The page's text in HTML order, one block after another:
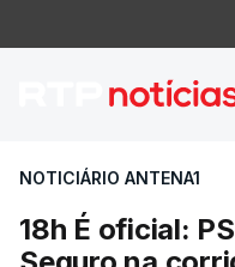
18h É
NOTICIÁRIO ANTENA1
18h É oficial: